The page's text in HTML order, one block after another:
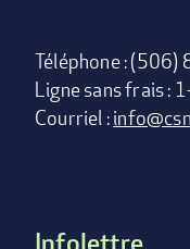
Téléphone :
Ligne sans frais
Courriel :
Infolettre